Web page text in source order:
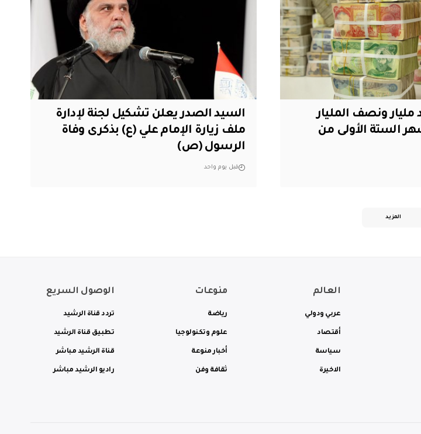
مليار ونصف المليار
الستة الأولى من
السيد الصدر يعلن تشكيل لجنة لإدارة
ملف زيارة الإمام علي (ع) بذكرى وفاة
الرسول (ص)
قبل يوم واحد
المزيد
العالم
عربي ودولي
أقتصاد
سياسة
الاخيرة
منوعات
رياضة
علوم وتكنولوجيا
أخبار منوعة
ثقافة وفن
الوصول السريع
تردد قناة الرشيد
تطبيق قناة الرشيد
قناة الرشيد مباشر
راديو الرشيد مباشر